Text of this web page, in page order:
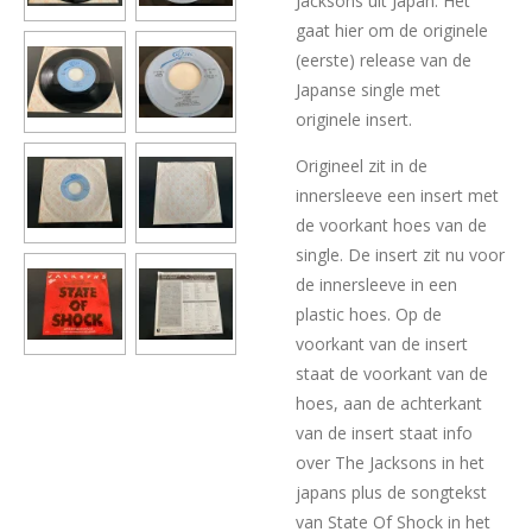
gaat hier om de originele
(eerste) release van de
Japanse single met
originele insert.
Origineel zit in de
innersleeve een insert met
de voorkant hoes van de
single. De insert zit nu voor
de innersleeve in een
plastic hoes. Op de
voorkant van de insert
staat de voorkant van de
hoes, aan de achterkant
van de insert staat info
over The Jacksons in het
japans plus de songtekst
van State Of Shock in het